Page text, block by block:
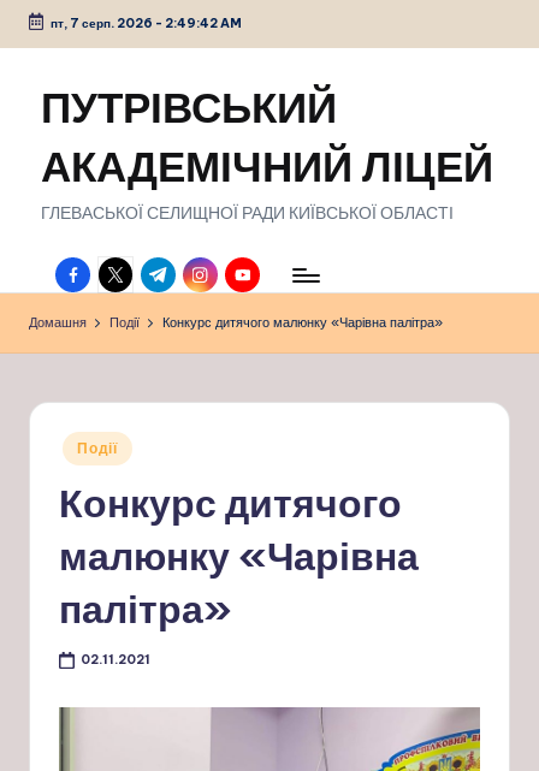
Перейти
пт, 7 серп. 2026 - 2:49:43 AM
ПУТРІВСЬКИЙ
АКАДЕМІЧНИЙ ЛІЦЕЙ
ГЛЕВАСЬКОЇ СЕЛИЩНОЇ РАДИ КИЇВСЬКОЇ ОБЛАСТІ
facebook.com
twitter.com
t.me instagram.com
youtube.com
Домашня Події Конкурс дитячого малюнку «Чарівна палітра»
Опубліковано
Події
Конкурс дитячого
малюнку «Чарівна
палітра»
02.11.2021